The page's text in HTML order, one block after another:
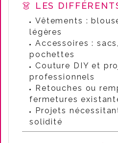
👗 LES
Vêtements :
légères
Accessoires :
pochettes
Couture DIY et
professionnels
Retouches ou
fermetures
Projets
solidité